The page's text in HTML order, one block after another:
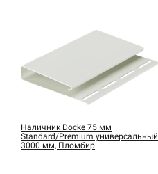
Наличник Docke 75 мм
Standard/Premium универсальный
3000 мм, Пломбир